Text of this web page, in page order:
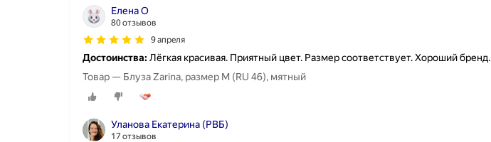
Елена О
80 отзывов
9 апреля
Достоинства:Лёгкая красивая. Приятный цвет. Размер соответствует. Хороший бренд.
Товар — Блуза Zarina, размер M (RU 46), мятный
Уланова Екатерина (РВБ)
17 отзывов